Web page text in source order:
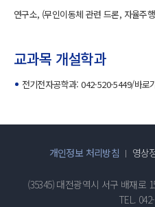
연구소, (무인이동체 관련 드론, 자율주
교과목 개설학과
전기전자공학과: 042-520-5449/바로
개인정보 처리방침 영상
(35345) 대전광역시 서구 배재로
TEL.